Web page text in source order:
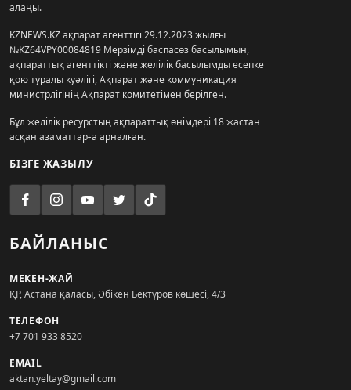
алаңы.
KZNEWS.KZ ақпарат агенттігі 29.12.2023 жылғы
№KZ64VPY00084819 Мерзімді баспасөз басылымын,
ақпараттық агенттікті және желілік басылымды есепке
қою туралы куәлігі, Ақпарат және коммуникация
министрлігінің Ақпарат комитетімен берілген.
Бұл желілік ресурстың ақпараттық өнімдері 18 жастан
асқан азаматтарға арналған.
БІЗГЕ ЖАЗЫЛУ
БАЙЛАНЫС
МЕКЕН-ЖАЙ
ҚР, Астана қаласы, Әбікен Бектұров көшесі, 4/3
ТЕЛЕФОН
+7 701 933 8520
EMAIL
aktan.yeltay@gmail.com